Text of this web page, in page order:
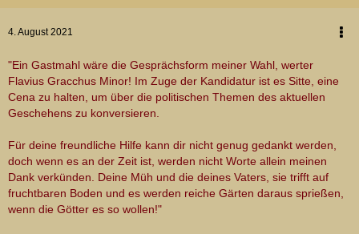
4. August 2021
"Ein Gastmahl wäre die Gesprächsform meiner Wahl, werter
Flavius Gracchus Minor! Im Zuge der Kandidatur ist es Sitte, eine
Cena zu halten, um über die politischen Themen des aktuellen
Geschehens zu konversieren.
Für deine freundliche Hilfe kann dir nicht genug gedankt werden,
doch wenn es an der Zeit ist, werden nicht Worte allein meinen
Dank verkünden. Deine Müh und die deines Vaters, sie trifft auf
fruchtbaren Boden und es werden reiche Gärten daraus sprießen,
wenn die Götter es so wollen!"